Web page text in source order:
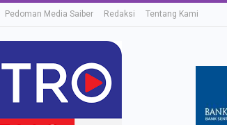
Pedoman Media Saiber Redaksi Tentang Kami